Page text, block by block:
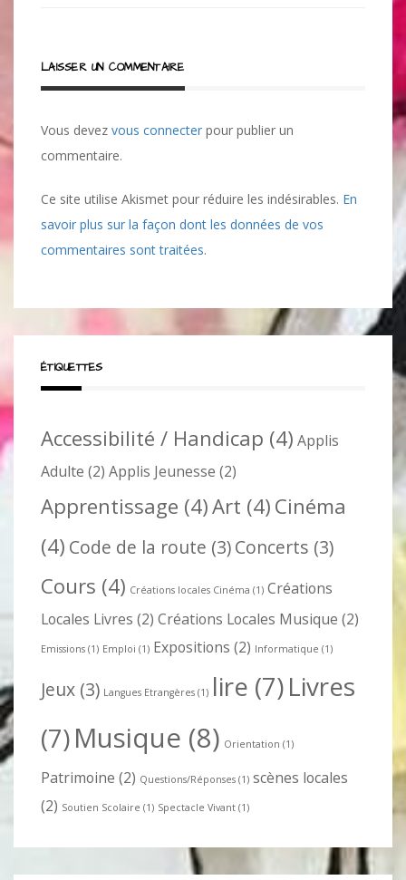
LAISSER UN COMMENTAIRE
Vous devez vous connecter pour publier un
commentaire.
Ce site utilise Akismet pour réduire les indésirables. En
savoir plus sur la façon dont les données de vos
commentaires sont traitées.
ÉTIQUETTES
Accessibilité / Handicap (4) Applis
Adulte (2) Applis Jeunesse (2)
Apprentissage (4)Art (4) Cinéma
(4) Code de la route (3)Concerts (3)
Cours (4) Créations locales Cinéma (1) Créations
Locales Livres (2) Créations Locales Musique (2)
Emissions (1) Emploi (1) Expositions (2) Informatique (1)
Jeux (3) Langues Etrangères (1) lire (7)Livres
(7)Musique (8) Orientation (1)
Patrimoine (2) Questions/Réponses (1) scènes locales
(2) Soutien Scolaire (1) Spectacle Vivant (1)